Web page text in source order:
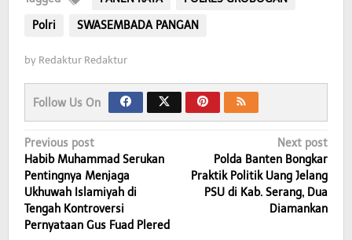
Polri
SWASEMBADA PANGAN
by Redaktur Redaktur
Follow Us On
Post
navigation
Previous post
Habib Muhammad Serukan
Pentingnya Menjaga
Ukhuwah Islamiyah di
Tengah Kontroversi
Pernyataan Gus Fuad Plered
Next post
Polda Banten Bongkar
Praktik Politik Uang Jelang
PSU di Kab. Serang, Dua
Diamankan